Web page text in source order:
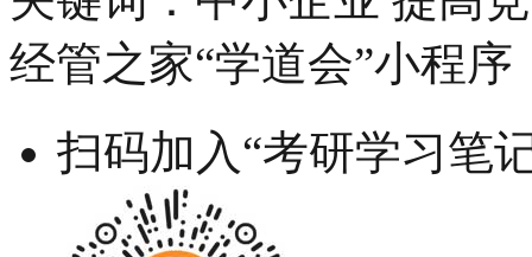
经管之家“学道会”小程序
扫码加入“考研学习笔